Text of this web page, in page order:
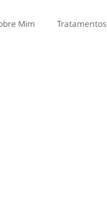
Mim Tratamentos